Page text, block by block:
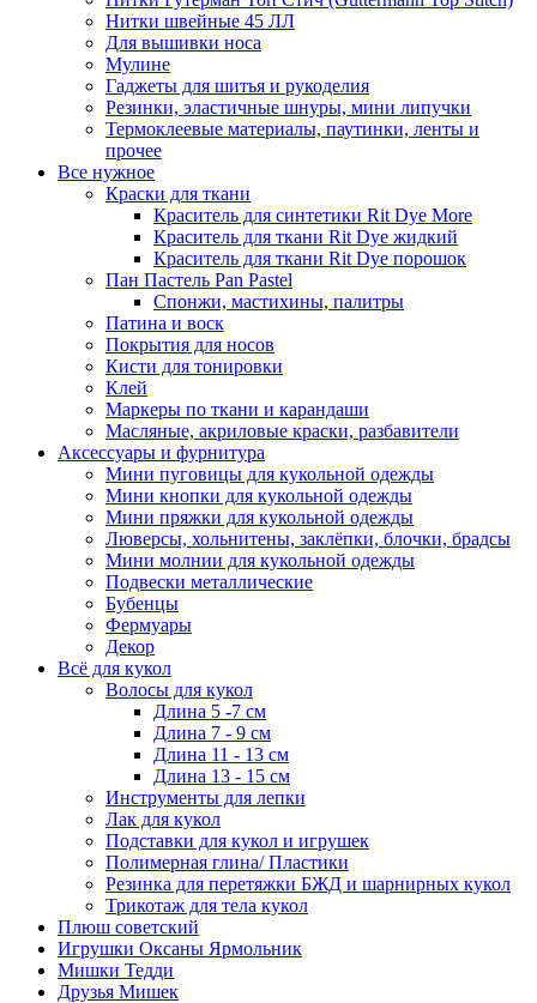
Нитки швейные 45 ЛЛ
Для вышивки носа
Мулине
Гаджеты для шитья и рукоделия
Резинки, эластичные шнуры, мини липучки
Термоклеевые материалы, паутинки, ленты и
прочее
Все нужное
Краски для ткани
Краситель для синтетики Rit Dye More
Краситель для ткани Rit Dye жидкий
Краситель для ткани Rit Dye порошок
Пан Пастель Pan Pastel
Спонжи, мастихины, палитры
Патина и воск
Покрытия для носов
Кисти для тонировки
Клей
Маркеры по ткани и карандаши
Масляные, акриловые краски, разбавители
Аксессуары и фурнитура
Мини пуговицы для кукольной одежды
Мини кнопки для кукольной одежды
Мини пряжки для кукольной одежды
Люверсы, хольнитены, заклёпки, блочки, брадсы
Мини молнии для кукольной одежды
Подвески металлические
Бубенцы
Фермуары
Декор
Всё для кукол
Волосы для кукол
Длина 5 -7 см
Длина 7 - 9 см
Длина 11 - 13 см
Длина 13 - 15 см
Инструменты для лепки
Лак для кукол
Подставки для кукол и игрушек
Полимерная глина/ Пластики
Резинка для перетяжки БЖД и шарнирных кукол
Трикотаж для тела кукол
Плюш советский
Игрушки Оксаны Ярмольник
Мишки Тедди
Друзья Мишек